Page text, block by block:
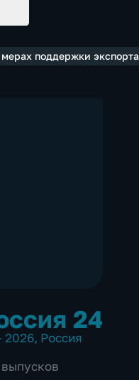
поддержки экспорта
24
2026, Россия